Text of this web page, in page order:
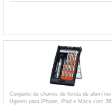
Conjunto de chaves de fenda de alumínio
Ugreen para iPhone, iPad e Macs com 36